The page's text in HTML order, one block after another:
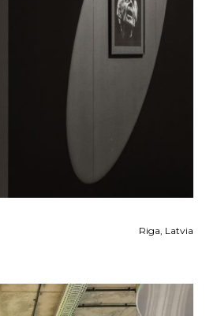
Riga, Latvia